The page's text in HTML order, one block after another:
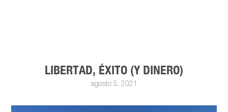
LIBERTAD, ÉXITO (Y DINERO)
agosto 5, 2021